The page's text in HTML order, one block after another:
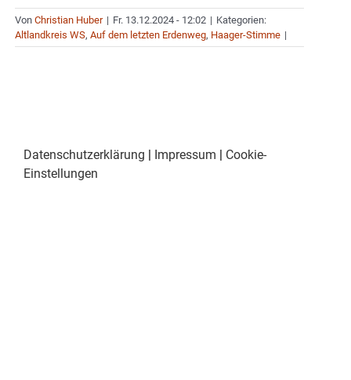
Von Christian Huber | Fr. 13.12.2024 - 12:02 | Kategorien:
Altlandkreis WS, Auf dem letzten Erdenweg, Haager-Stimme |
Datenschutzerklärung | Impressum | Cookie-
Einstellungen